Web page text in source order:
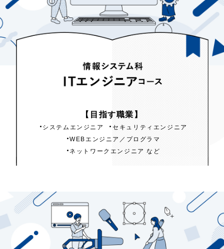
コース
【目指す職業】
システムエンジニア
セキュリティエンジニア
WEBエンジニア／プログラマ
ネットワークエンジニア など